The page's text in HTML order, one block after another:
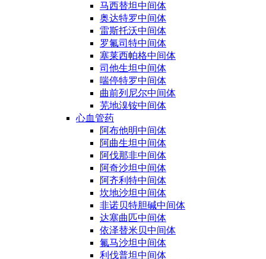
马西替坦中间体
奥达特罗中间体
雷斯托沃中间体
罗氟司特中间体
塞莱西帕格中间体
司他生坦中间体
喘停特罗中间体
曲前列尼尔中间体
芜地溴铵中间体
心血管药
阿布他明中间体
阿曲生坦中间体
阿伐那非中间体
阿奇沙坦中间体
阿齐利特中间体
坎地沙坦中间体
非诺贝特胆碱中间体
达塞曲匹中间体
依泽替米贝中间体
氟马沙坦中间体
利伐普坦中间体